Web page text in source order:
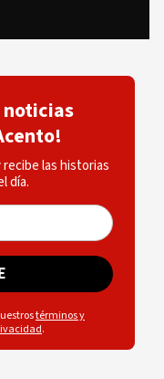
noticias
las historias
día.
términos y
.